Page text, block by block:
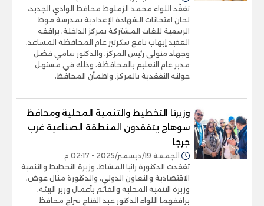
تفقّد اللواء محمد الزملوط محافظ الوادي الجديد،
لجان امتحانات الشهادة الإعدادية بمدرسة موط
الرسمية للغات المشتركة بمركز الداخلة، يرافقه
العقيد إيهاب نافع سكرتير عام المحافظة المساعد،
وجهاد متولى رئيس المركز، والدكتور سامي فضل
مدير عام التعليم بالمحافظة، وذلك في مستهل
جولته التفقدية بالمركز. واطمأن المحافظ،
وزيرتا التخطيط والتنمية المحلية ومحافظ
سوهاج يتفقدون المنطقة الصناعية غرب
جرجا
الجمعة 19/ديسمبر/2025 - 02:17 م
تفقدت الدكتورة رانيا المشاط، وزيرة التخطيط والتنمية
الاقتصادية والتعاون الدولي، والدكتورة منال عوض،
وزيرة التنمية المحلية والقائم بأعمال وزير البيئة،
يرافقهما اللواء الدكتور عبد الفتاح سراج محافظ